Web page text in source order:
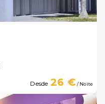
Desde 26 €/ Noite